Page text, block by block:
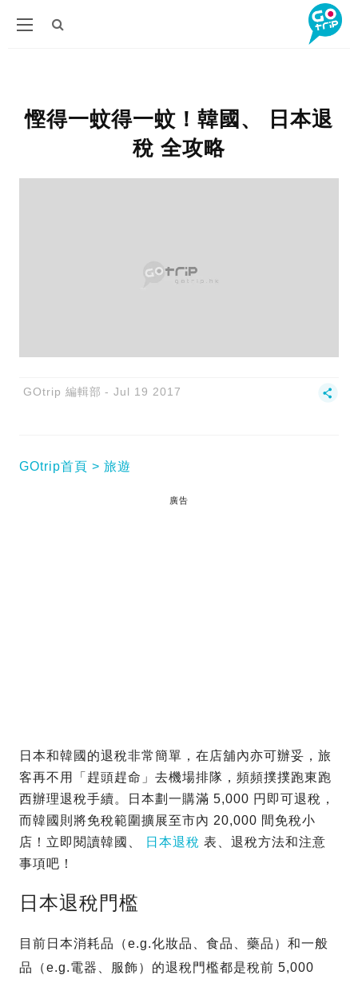
慳得一蚊得一蚊！韓國、 日本退
稅 全攻略
GOtrip 編輯部 Jul 19 2017
GOtrip首頁 旅遊
廣告
日本和韓國的退稅非常簡單，在店舖內亦可辦妥，旅
客再不用「趕頭趕命」去機場排隊，頻頻撲撲跑東跑
西辦理退稅手續。日本劃一購滿 5,000 円即可退稅，
而韓國則將免稅範圍擴展至市內 20,000 間免稅小
店！立即閱讀韓國、
日本退稅 表、退稅方法和注意
事項吧！
日本退稅門檻
目前日本消耗品（e.g.化妝品、食品、藥品）和一般
品（e.g.電器、服飾）的退稅門檻都是稅前 5,000